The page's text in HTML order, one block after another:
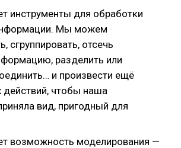
инструменты для обработки
Мы можем
сгруппировать, отсечь
разделить или
и произвести ещё
действий, чтобы наша
вид, пригодный для
возможность моделирования —